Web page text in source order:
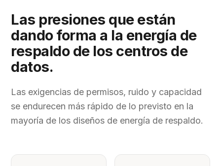
Las presiones que están
dando forma a la energía de
respaldo de los centros de
datos.
Las exigencias de permisos, ruido y capacidad
se endurecen más rápido de lo previsto en la
mayoría de los diseños de energía de respaldo.